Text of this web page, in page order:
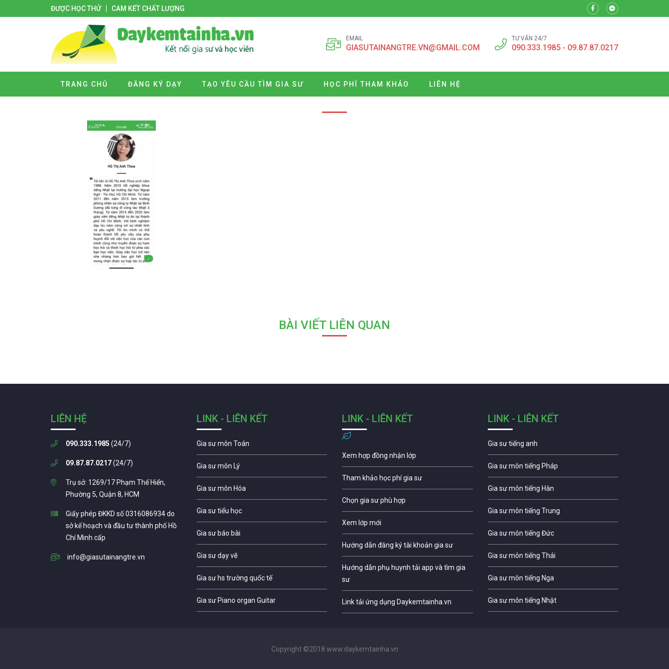
ĐƯỢC HỌC THỬ CAM KẾT CHẤT LƯỢNG
EMAIL
GIASUTAINANGTRE.VN@GMAIL.COM
TƯ VẤN 24/7
090.333.1985 - 09.87.87.0217
TRANG CHỦ ĐĂNG KÝ DẠY TẠO YÊU CẦU TÌM GIA SƯ HỌC PHÍ THAM KHẢO LIÊN HỆ
BÀI VIẾT LIÊN QUAN
LIÊN HỆ
090.333.1985 (24/7)
09.87.87.0217(24/7)
Trụ sở: 1269/17 Phạm Thế Hiển,
Phường 5, Quận 8, HCM
Giấy phép ĐKKD số 0316086934 do
sở kế hoạch và đầu tư thành phố Hồ
Chí Minh cấp
info@giasutainangtre.vn
LINK - LIÊN KẾT
Gia sư môn Toán
Gia sư môn Lý
Gia sư môn Hóa
Gia sư tiểu học
Gia sư báo bài
Gia sư dạy vẽ
Gia sư hs trường quốc tế
Gia sư Piano organ Guitar
LINK - LIÊN KẾT
Xem hợp đồng nhận lớp
Tham khảo học phí gia sư
Chọn gia sư phù hợp
Xem lớp mới
Hướng dẫn đăng ký tài khoản gia sư
Hướng dẫn phụ huynh tải app và tìm gia
sư
Link tải ứng dụng Daykemtainha.vn
LINK - LIÊN KẾT
Gia sư tiếng anh
Gia sư môn tiếng Pháp
Gia sư môn tiếng Hàn
Gia sư môn tiếng Trung
Gia sư môn tiếng Đức
Gia sư môn tiếng Thái
Gia sư môn tiếng Nga
Gia sư môn tiếng Nhật
Copyright ©2018 www.daykemtainha.vn